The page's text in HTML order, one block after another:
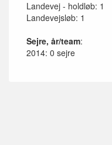
Landevej - holdløb: 1
Landevejsløb: 1
Sejre, år/team:
2014: 0 sejre